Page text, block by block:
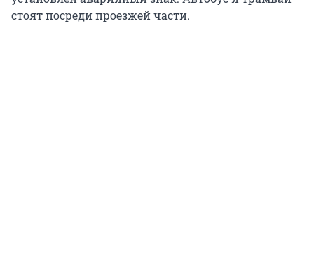
стоят посреди проезжей части.